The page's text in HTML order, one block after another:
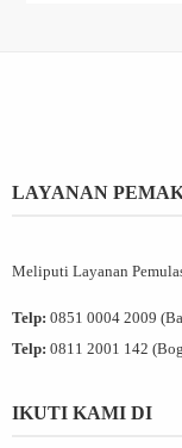
LAYANAN
Meliputi Layanan
Telp: 0851 0004 2009
Telp: 0811 2001 142
IKUTI KAMI DI